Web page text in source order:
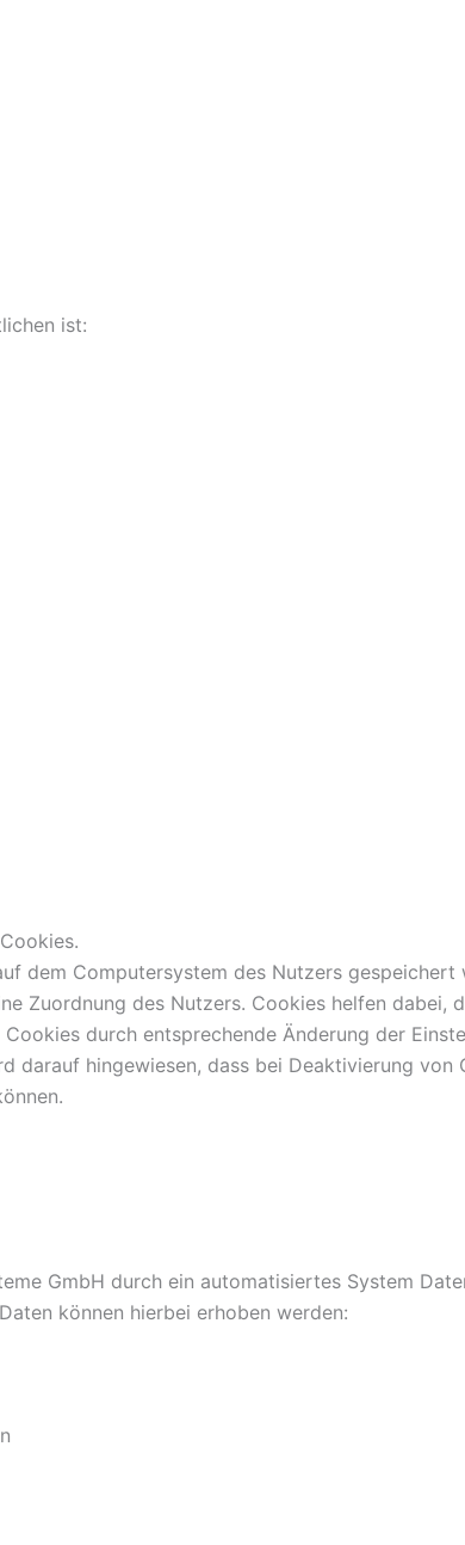
ist:
dem Computersystem des Nutzers
Zuordnung des Nutzers. Cookies helfen dabei,
durch entsprechende Änderung der
darauf hingewiesen, dass bei Deaktivierung
GmbH durch ein automatisiertes System
können hierbei erhoben werden: